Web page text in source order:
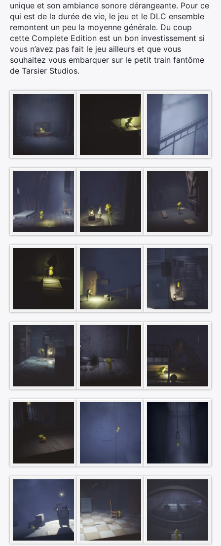
unique et son ambiance sonore dérangeante. Pour ce
qui est de la durée de vie, le jeu et le DLC ensemble
remontent un peu la moyenne générale. Du coup
cette Complete Edition est un bon investissement si
vous n’avez pas fait le jeu ailleurs et que vous
souhaitez vous embarquer sur le petit train fantôme
de Tarsier Studios.
Rechercher
: